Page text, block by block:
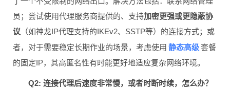
员；尝试使用代理服务商提供的、支持加密更强或更隐蔽协
议 （如神龙IP代理支持的IKEv2、SSTP等）的连接方式；或
者，对于需要稳定长期作业的场景，考虑使用 静态高级 套餐
的固定IP，其高匿名性有时能更好地适应复杂网络环境。
Q2: 连接代理后速度非常慢，或者时断时续，怎么办？